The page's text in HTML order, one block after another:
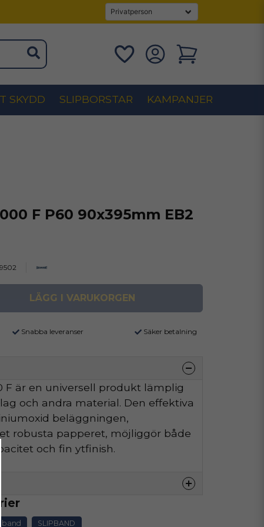
SKYDD SLIPBORSTAR KAMPANJER
F P60 90x395mm EB2
LÄGG I VARUKORGEN
Snabba leveranser Säker betalning
F är en universell produkt lämplig
och andra material. Den effektiva
beläggningen,
robusta papperet, möjliggör både
och fin ytfinish.
produkten...
SLIPBAND